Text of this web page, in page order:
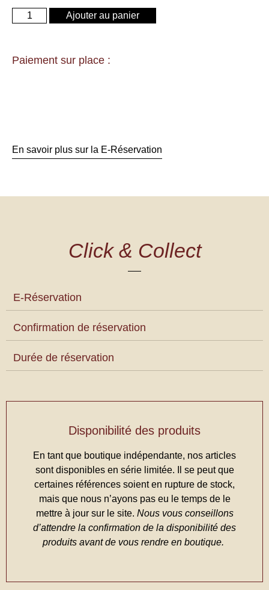
Ajouter au panier
Paiement sur place :
En savoir plus sur la E-Réservation
Click & Collect
E-Réservation
Confirmation de réservation
Durée de réservation
Disponibilité des produits
En tant que boutique indépendante, nos articles
sont disponibles en série limitée. Il se peut que
certaines références soient en rupture de stock,
mais que nous n’ayons pas eu le temps de le
mettre à jour sur le site. Nous vous conseillons
d’attendre la confirmation de la disponibilité des
produits avant de vous rendre en boutique.